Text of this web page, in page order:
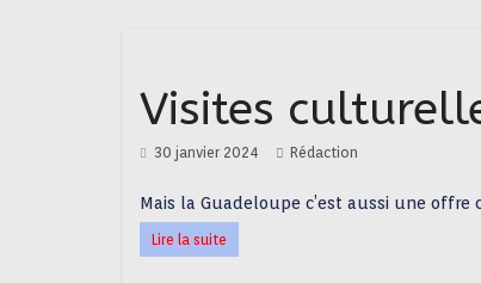
Visites
30 janvier 2024 Rédaction
Mais la Guadeloupe c’est aussi une
Lire la suite